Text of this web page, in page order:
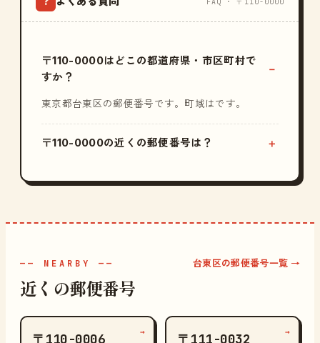
〒110-0000はどこの都道府県・市区町村で
すか？
東京都台東区の郵便番号です。町域はです。
〒110-0000の近くの郵便番号は？
—— NEARBY ——
近くの郵便番号
台東区の郵便番号一覧 →
〒110-0006 → 〒111-0032 →